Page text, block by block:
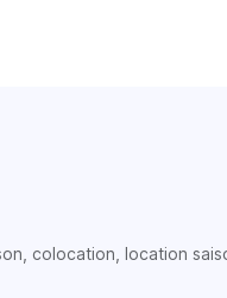
colocation, location